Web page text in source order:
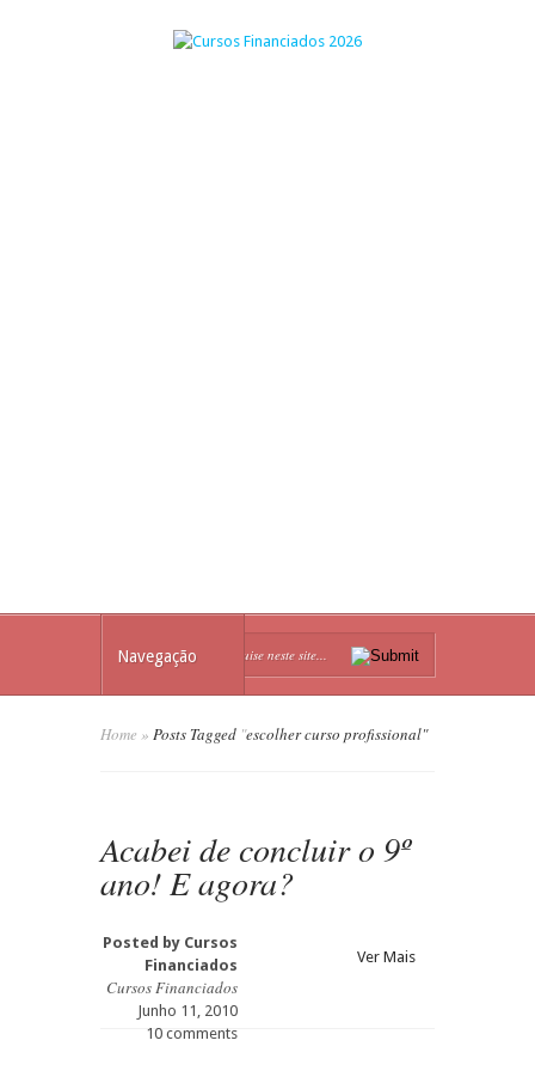
Navegação
Home » Posts Tagged "escolher curso profissional"
Acabei de concluir o 9º
ano! E agora?
Posted by Cursos
Financiados
Cursos Financiados
Junho 11, 2010
10 comments
Ver Mais